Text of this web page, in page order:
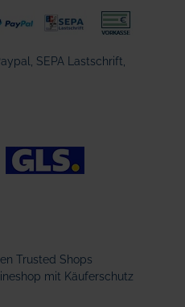
SEPA Lastschrift,
Trusted Shops
mit Käuferschutz